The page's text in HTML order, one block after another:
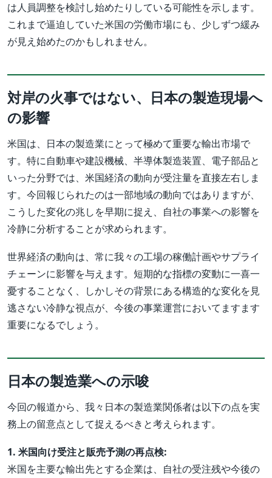
は人員調整を検討し始めたりしている可能性を示します。
これまで逼迫していた米国の労働市場にも、少しずつ緩み
が見え始めたのかもしれません。
対岸の火事ではない、日本の製造現場へ
の影響
米国は、日本の製造業にとって極めて重要な輸出市場で
す。特に自動車や建設機械、半導体製造装置、電子部品と
いった分野では、米国経済の動向が受注量を直接左右しま
す。今回報じられたのは一部地域の動向ではありますが、
こうした変化の兆しを早期に捉え、自社の事業への影響を
冷静に分析することが求められます。
世界経済の動向は、常に我々の工場の稼働計画やサプライ
チェーンに影響を与えます。短期的な指標の変動に一喜一
憂することなく、しかしその背景にある構造的な変化を見
逃さない冷静な視点が、今後の事業運営においてますます
重要になるでしょう。
日本の製造業への示唆
今回の報道から、我々日本の製造業関係者は以下の点を実
務上の留意点として捉えるべきと考えられます。
1. 米国向け受注と販売予測の再点検:
米国を主要な輸出先とする企業は、自社の受注残や今後の